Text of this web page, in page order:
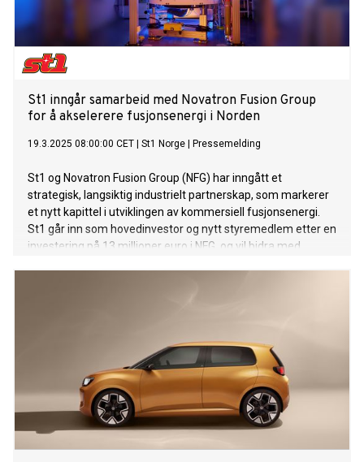
St1 inngår samarbeid med Novatron Fusion Group
for å akselerere fusjonsenergi i Norden
19.3.2025 08:00:00 CET St1 Norge Pressemelding
St1 og Novatron Fusion Group (NFG) har inngått et
strategisk, langsiktig industrielt partnerskap, som markerer
et nytt kapittel i utviklingen av kommersiell fusjonsenergi.
St1 går inn som hovedinvestor og nytt styremedlem etter en
investering på 13 millioner euro i NFG, og vil bidra med